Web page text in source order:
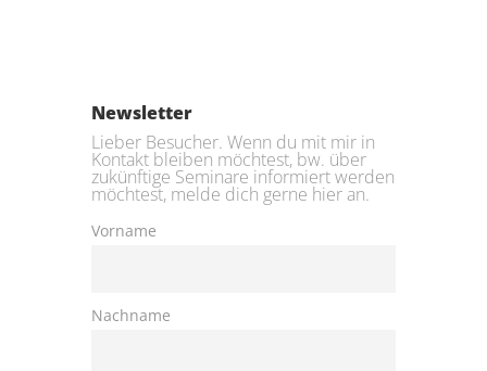
Newsletter
Lieber Besucher. Wenn du mit mir in
Kontakt bleiben möchtest, bw. über
zukünftige Seminare informiert werden
möchtest, melde dich gerne hier an.
Vorname
Nachname